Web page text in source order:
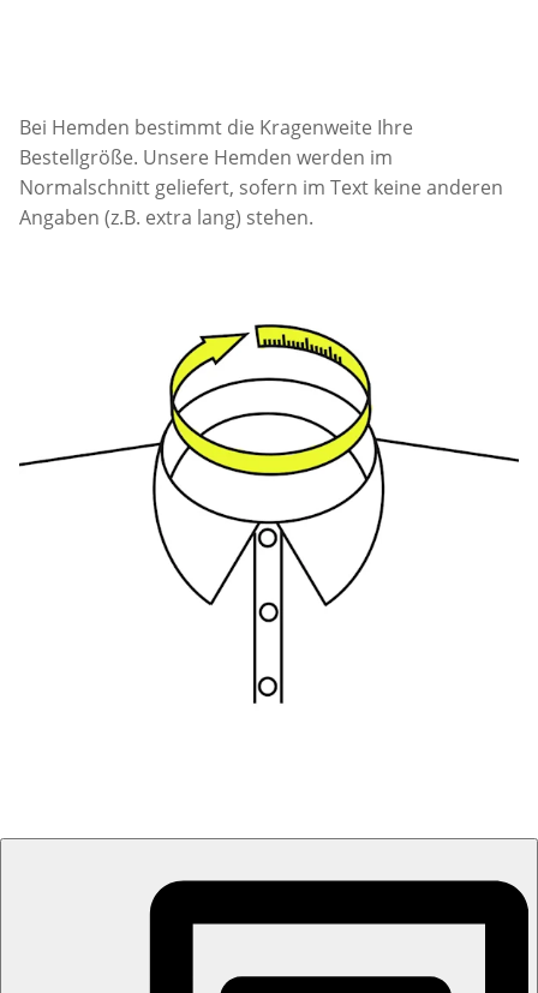
Bei Hemden bestimmt die Kragenweite Ihre
Bestellgröße. Unsere Hemden werden im
Normalschnitt geliefert, sofern im Text keine anderen
Angaben (z.B. extra lang) stehen.